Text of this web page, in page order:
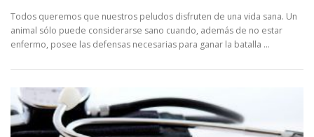
Todos queremos que nuestros peludos disfruten de una vida sana. Un
animal sólo puede considerarse sano cuando, además de no estar
enfermo, posee las defensas necesarias para ganar la batalla …